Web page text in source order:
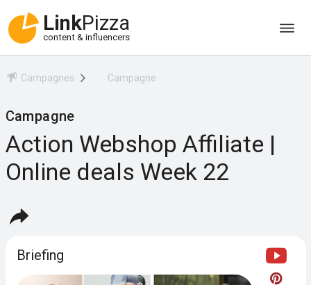
LinkPizza
content & influencers
Campagnes Campagne
Campagne
Action Webshop Affiliate |
Online deals Week 22
Briefing